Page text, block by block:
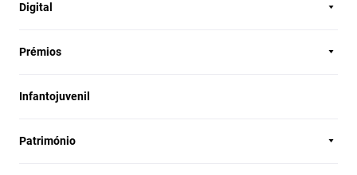
Digital
Prémios
Infantojuvenil
Património